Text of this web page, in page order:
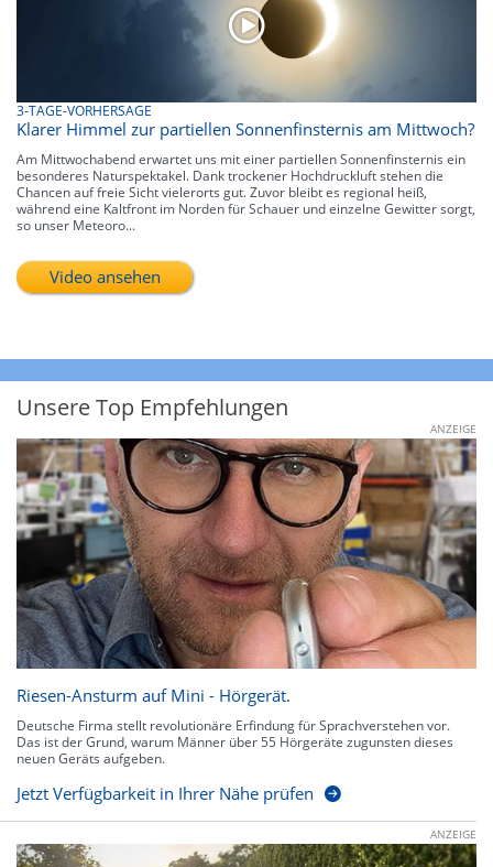
3-TAGE-VORHERSAGE
Klarer Himmel zur partiellen Sonnenfinsternis am Mittwoch?
Am Mittwochabend erwartet uns mit einer partiellen Sonnenfinsternis ein
besonderes Naturspektakel. Dank trockener Hochdruckluft stehen die
Chancen auf freie Sicht vielerorts gut. Zuvor bleibt es regional heiß,
während eine Kaltfront im Norden für Schauer und einzelne Gewitter sorgt,
so unser Meteoro...
Video ansehen
Unsere Top Empfehlungen
ANZEIGE
Riesen-Ansturm auf Mini - Hörgerät.
Deutsche Firma stellt revolutionäre Erfindung für Sprachverstehen vor.
Das ist der Grund, warum Männer über 55 Hörgeräte zugunsten dieses
neuen Geräts aufgeben.
Jetzt Verfügbarkeit in Ihrer Nähe prüfen
ANZEIGE